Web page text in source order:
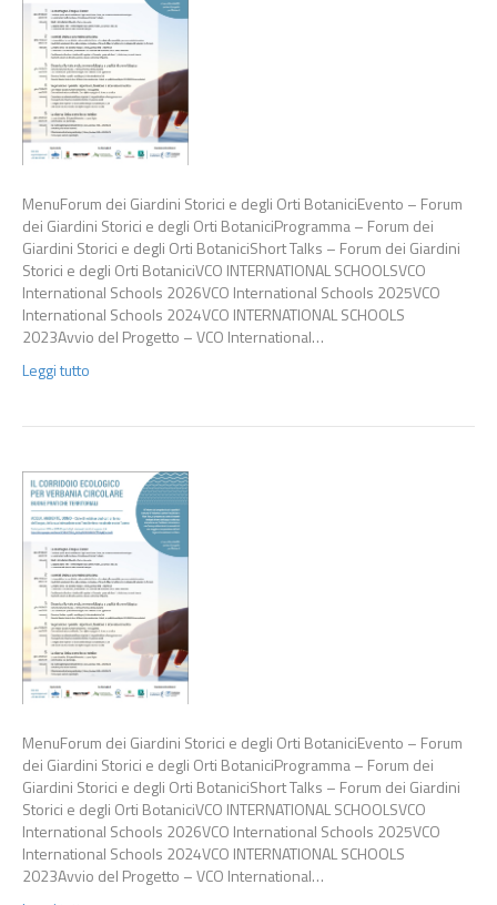
MenuForum dei Giardini Storici e degli Orti BotaniciEvento – Forum
dei Giardini Storici e degli Orti BotaniciProgramma – Forum dei
Giardini Storici e degli Orti BotaniciShort Talks – Forum dei Giardini
Storici e degli Orti BotaniciVCO INTERNATIONAL SCHOOLSVCO
International Schools 2026VCO International Schools 2025VCO
International Schools 2024VCO INTERNATIONAL SCHOOLS
2023Avvio del Progetto – VCO International…
Leggi tutto
MenuForum dei Giardini Storici e degli Orti BotaniciEvento – Forum
dei Giardini Storici e degli Orti BotaniciProgramma – Forum dei
Giardini Storici e degli Orti BotaniciShort Talks – Forum dei Giardini
Storici e degli Orti BotaniciVCO INTERNATIONAL SCHOOLSVCO
International Schools 2026VCO International Schools 2025VCO
International Schools 2024VCO INTERNATIONAL SCHOOLS
2023Avvio del Progetto – VCO International…